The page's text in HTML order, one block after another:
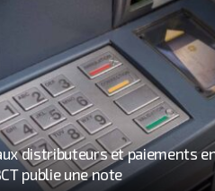
distributeurs et paiements
publie une note